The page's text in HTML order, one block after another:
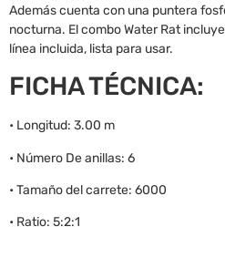
Además cuenta con una puntera
nocturna. El combo Water Rat
línea incluida, lista para usar.
FICHA TÉCNICA:
• Longitud: 3.00 m
• Número De anillas: 6
• Tamaño del carrete: 6000
• Ratio: 5:2:1